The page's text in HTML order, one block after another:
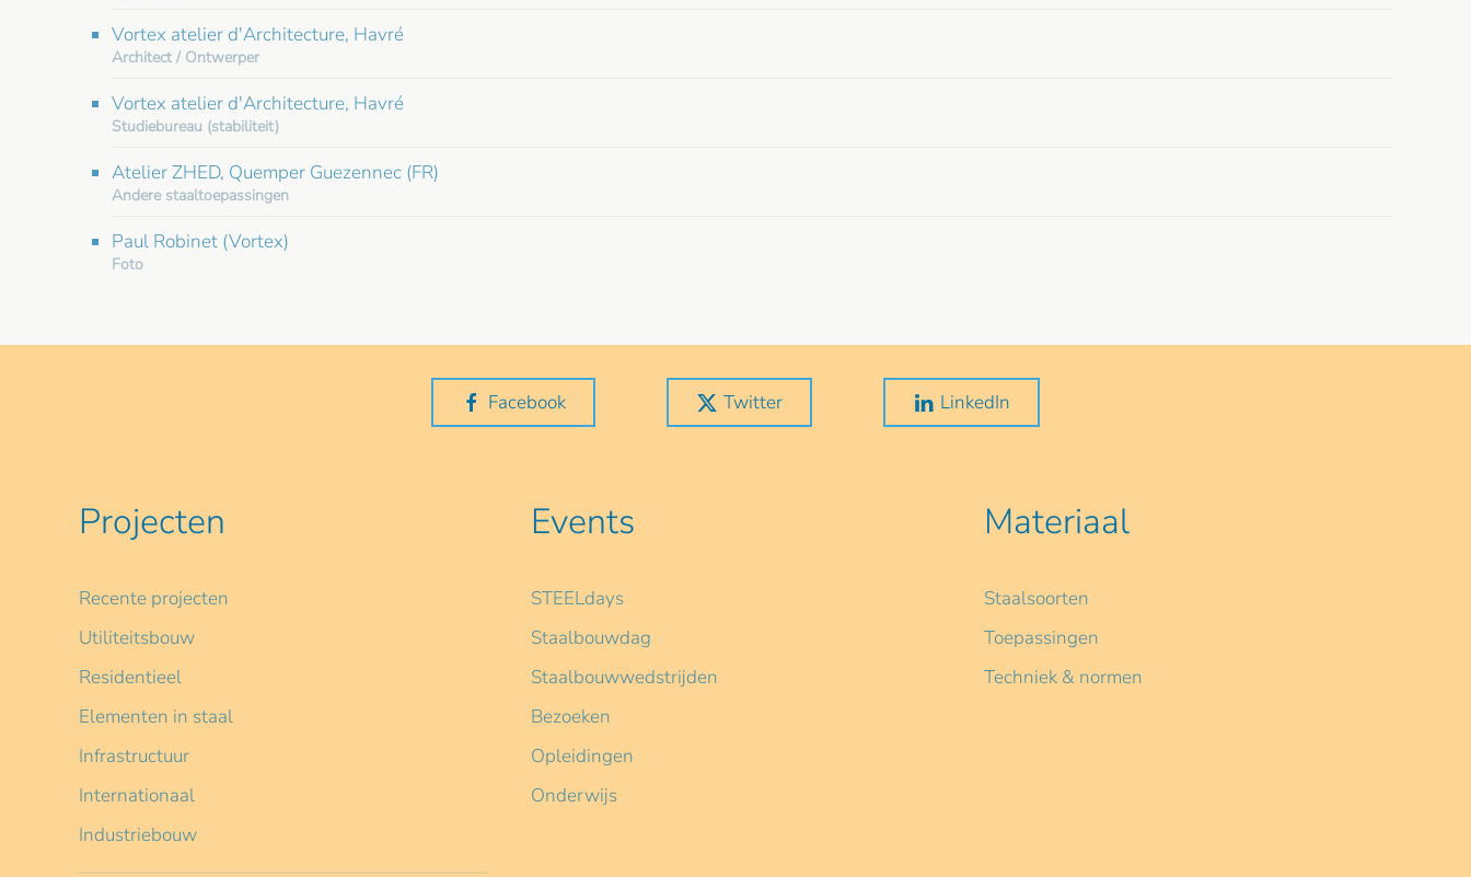
Vortex atelier d'Architecture, Havré
Architect / Ontwerper
Vortex atelier d'Architecture, Havré
Studiebureau (stabiliteit)
Atelier ZHED, Quemper Guezennec (FR)
Andere staaltoepassingen
Paul Robinet (Vortex)
Foto
Facebook Twitter LinkedIn
Projecten
Recente projecten
Utiliteitsbouw
Residentieel
Elementen in staal
Infrastructuur
Internationaal
Industriebouw
Events
STEELdays
Staalbouwdag
Staalbouwwedstrijden
Bezoeken
Opleidingen
Onderwijs
Materiaal
Staalsoorten
Toepassingen
Techniek & normen